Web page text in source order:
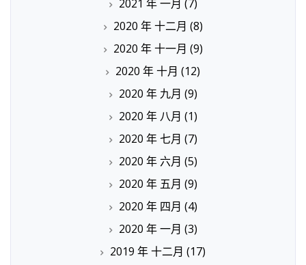
2021 年 一月 (7)
2020 年 十二月 (8)
2020 年 十一月 (9)
2020 年 十月 (12)
2020 年 九月 (9)
2020 年 八月 (1)
2020 年 七月 (7)
2020 年 六月 (5)
2020 年 五月 (9)
2020 年 四月 (4)
2020 年 一月 (3)
2019 年 十二月 (17)